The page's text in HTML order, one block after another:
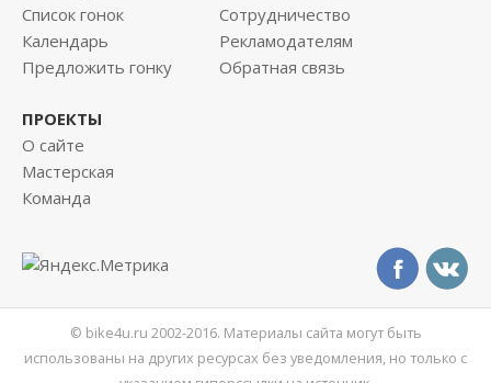
Список гонок
Календарь
Предложить гонку
Сотрудничество
Рекламодателям
Обратная связь
ПРОЕКТЫ
О сайте
Мастерская
Команда
© bike4u.ru 2002-2016. Материалы сайта могут быть
использованы на других ресурсах без уведомления, но только с